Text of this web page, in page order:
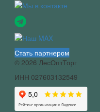
Стать партнером
© 2026 ЛесОптТорг
ИНН 027603132549